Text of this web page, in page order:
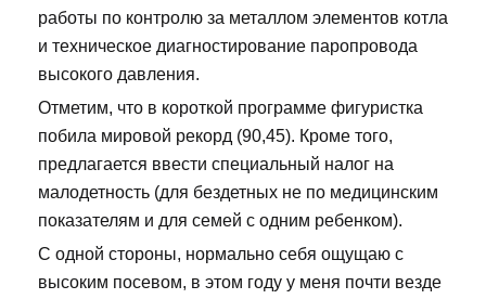
работы по контролю за металлом элементов котла
и техническое диагностирование паропровода
высокого давления.
Отметим, что в короткой программе фигуристка
побила мировой рекорд (90,45). Кроме того,
предлагается ввести специальный налог на
малодетность (для бездетных не по медицинским
показателям и для семей с одним ребенком).
С одной стороны, нормально себя ощущаю с
высоким посевом, в этом году у меня почти везде